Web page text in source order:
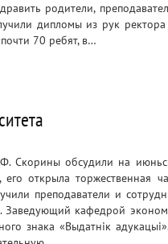
родители,
дипломы из рук ректора
70 ребят, в…
Скорины обсудили на
открыла торжественная
преподаватели и
Заведующий кафедрой
знака «Выдатнiк